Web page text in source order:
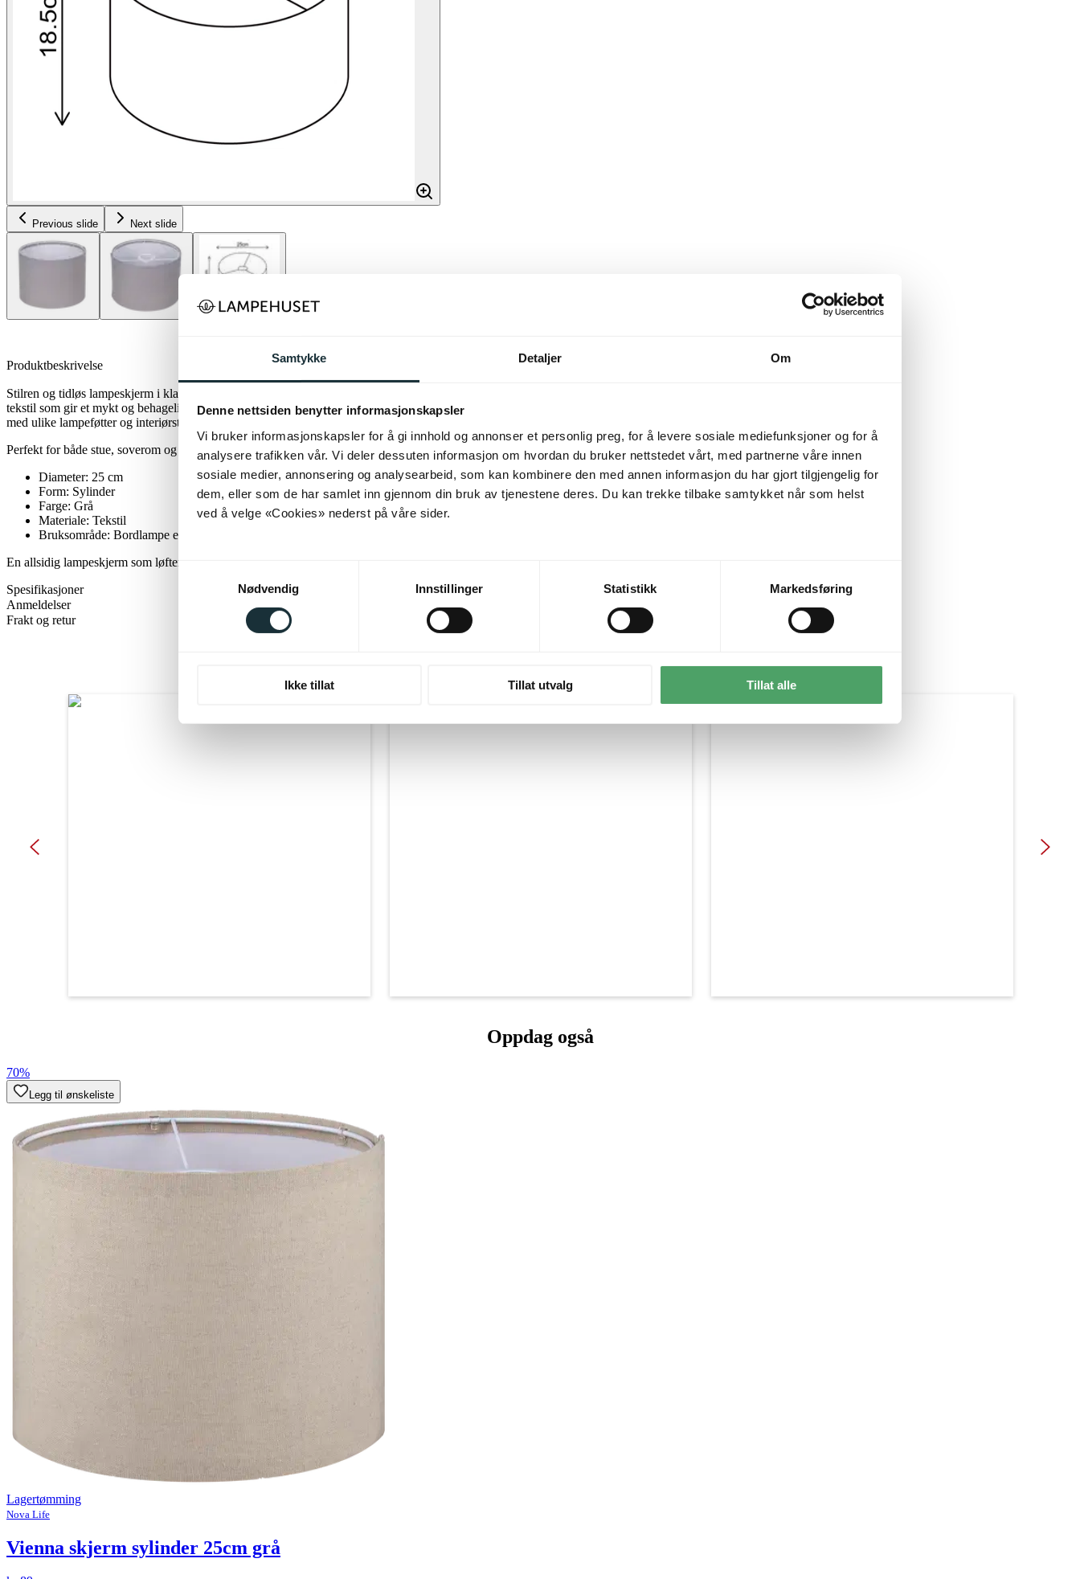
Samtykke Detaljer Om
Denne nettsiden benytter informasjonskapsler
Vi bruker informasjonskapsler for å gi innhold og annonser et personlig preg, for å levere sosiale mediefunksjoner og for å
analysere trafikken vår. Vi deler dessuten informasjon om hvordan du bruker nettstedet vårt, med partnerne våre innen
sosiale medier, annonsering og analysearbeid, som kan kombinere den med annen informasjon du har gjort tilgjengelig for
dem, eller som de har samlet inn gjennom din bruk av tjenestene deres. Du kan trekke tilbake samtykket når som helst
ved å velge «Cookies» nederst på våre sider.
Samtykkevalg
Nødvendig
Innstillinger Statistikk Markedsføring
Ikke tillat Tillat utvalg Tillat alle
Previous slide Next slide
Produktbeskrivelse
Stilren og tidløs lampeskjerm i klassisk sylinderform. Vienna-skjermen er trukket i et elegant grått
tekstil som gir et mykt og behagelig lys i rommet. Den nøytrale fargen gjør den enkel å kombinere
med ulike lampeføtter og interiørstiler – fra moderne til mer tradisjonelle uttrykk.
Perfekt for både stue, soverom og gang, hvor den bidrar til en lun og harmonisk atmosfære.
Diameter: 25 cm
Form: Sylinder
Farge: Grå
Materiale: Tekstil
Bruksområde: Bordlampe eller gulvlampe
En allsidig lampeskjerm som løfter helhetsinntrykket og gir rommet et sofistikert preg.
Spesifikasjoner
Anmeldelser
Frakt og retur
Oppdag også
70%
Legg til ønskeliste
Lagertømming
Nova Life
Vienna skjerm sylinder 25cm grå